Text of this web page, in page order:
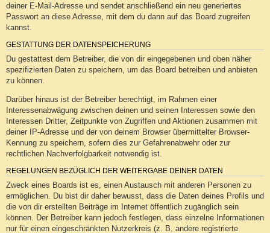
deiner E-Mail-Adresse und sendet anschließend ein neu generiertes
Passwort an diese Adresse, mit dem du dann auf das Board zugreifen
kannst.
GESTATTUNG DER DATENSPEICHERUNG
Du gestattest dem Betreiber, die von dir eingegebenen und oben näher
spezifizierten Daten zu speichern, um das Board betreiben und anbieten
zu können.
Darüber hinaus ist der Betreiber berechtigt, im Rahmen einer
Interessenabwägung zwischen deinen und seinen Interessen sowie den
Interessen Dritter, Zeitpunkte von Zugriffen und Aktionen zusammen mit
deiner IP-Adresse und der von deinem Browser übermittelter Browser-
Kennung zu speichern, sofern dies zur Gefahrenabwehr oder zur
rechtlichen Nachverfolgbarkeit notwendig ist.
REGELUNGEN BEZÜGLICH DER WEITERGABE DEINER DATEN
Zweck eines Boards ist es, einen Austausch mit anderen Personen zu
ermöglichen. Du bist dir daher bewusst, dass die Daten deines Profils und
die von dir erstellten Beiträge im Internet öffentlich zugänglich sein
können. Der Betreiber kann jedoch festlegen, dass einzelne Informationen
nur für einen eingeschränkten Nutzerkreis (z. B. andere registrierte